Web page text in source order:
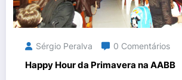
Sérgio Peralva 0 Comentários
Happy Hour da Primavera na AABB